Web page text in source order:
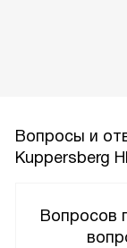
Вопросы и
Kuppersberg
Вопросов